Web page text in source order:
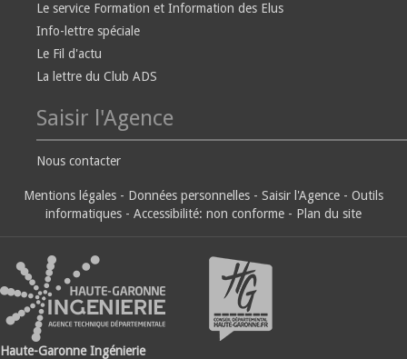
Le service Formation et Information des Elus
Info-lettre spéciale
Le Fil d'actu
La lettre du Club ADS
Saisir l'Agence
Nous contacter
Mentions légales - Données personnelles - Saisir l'Agence - Outils
informatiques - Accessibilité: non conforme - Plan du site
Haute-Garonne Ingénierie